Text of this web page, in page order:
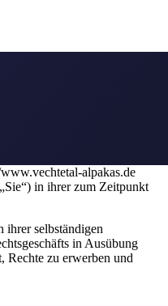
alpakas.de
in ihrer zum Zeitpunkt
ihrer selbständigen
in Ausübung
Rechte zu erwerben und